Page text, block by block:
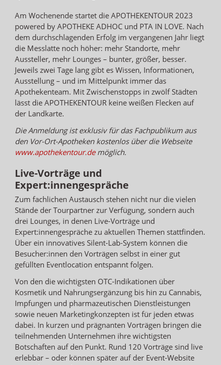
Am Wochenende startet die APOTHEKENTOUR 2023
powered by APOTHEKE ADHOC und PTA IN LOVE. Nach
dem durchschlagenden Erfolg im vergangenen Jahr liegt
die Messlatte noch höher: mehr Standorte, mehr
Aussteller, mehr Lounges – bunter, größer, besser.
Jeweils zwei Tage lang gibt es Wissen, Informationen,
Ausstellung – und im Mittelpunkt immer das
Apothekenteam. Mit Zwischenstopps in zwölf Städten
lässt die APOTHEKENTOUR keine weißen Flecken auf
der Landkarte.
Die Anmeldung ist exklusiv für das Fachpublikum aus
den Vor-Ort-Apotheken kostenlos über die Webseite
www.apothekentour.demöglich.
Live-Vorträge und
Expert:innengespräche
Zum fachlichen Austausch stehen nicht nur die vielen
Stände der Tourpartner zur Verfügung, sondern auch
drei Lounges, in denen Live-Vorträge und
Expert:innengespräche zu aktuellen Themen stattfinden.
Über ein innovatives Silent-Lab-System können die
Besucher:innen den Vorträgen selbst in einer gut
gefüllten Eventlocation entspannt folgen.
Von den die wichtigsten OTC-Indikationen über
Kosmetik und Nahrungsergänzung bis hin zu Cannabis,
Impfungen und pharmazeutischen Dienstleistungen
sowie neuen Marketingkonzepten ist für jeden etwas
dabei. In kurzen und prägnanten Vorträgen bringen die
teilnehmenden Unternehmen ihre wichtigsten
Botschaften auf den Punkt. Rund 120 Vorträge sind live
erlebbar – oder können später auf der Event-Website